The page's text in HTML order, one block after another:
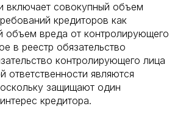
включает совокупный объем
кредиторов как
объем вреда от контролирующего
в реестр обязательство
контролирующего лица
ответственности являются
защищают один
кредитора.